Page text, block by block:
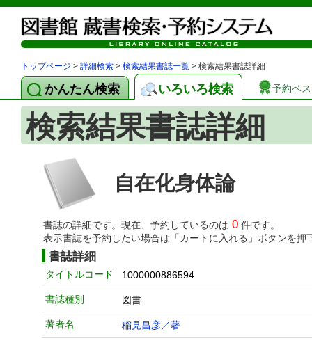
トップページ > 詳細検索 > 検索結果書誌一覧 > 検索結果書誌詳細
かんたん検索 いろいろ検索 予約ベ
検索結果書誌詳細
自在化身体論
書誌の詳細です。現在、予約しているのは 0 件です。
表示書誌を予約したい場合は「カートに入れる」ボタンを押
書誌詳細
タイトルコード 1000000886594
書誌種別 図書
著者名 稲見昌彦／著